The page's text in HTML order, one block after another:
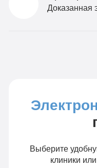
Доказанная
Выберите
клиники